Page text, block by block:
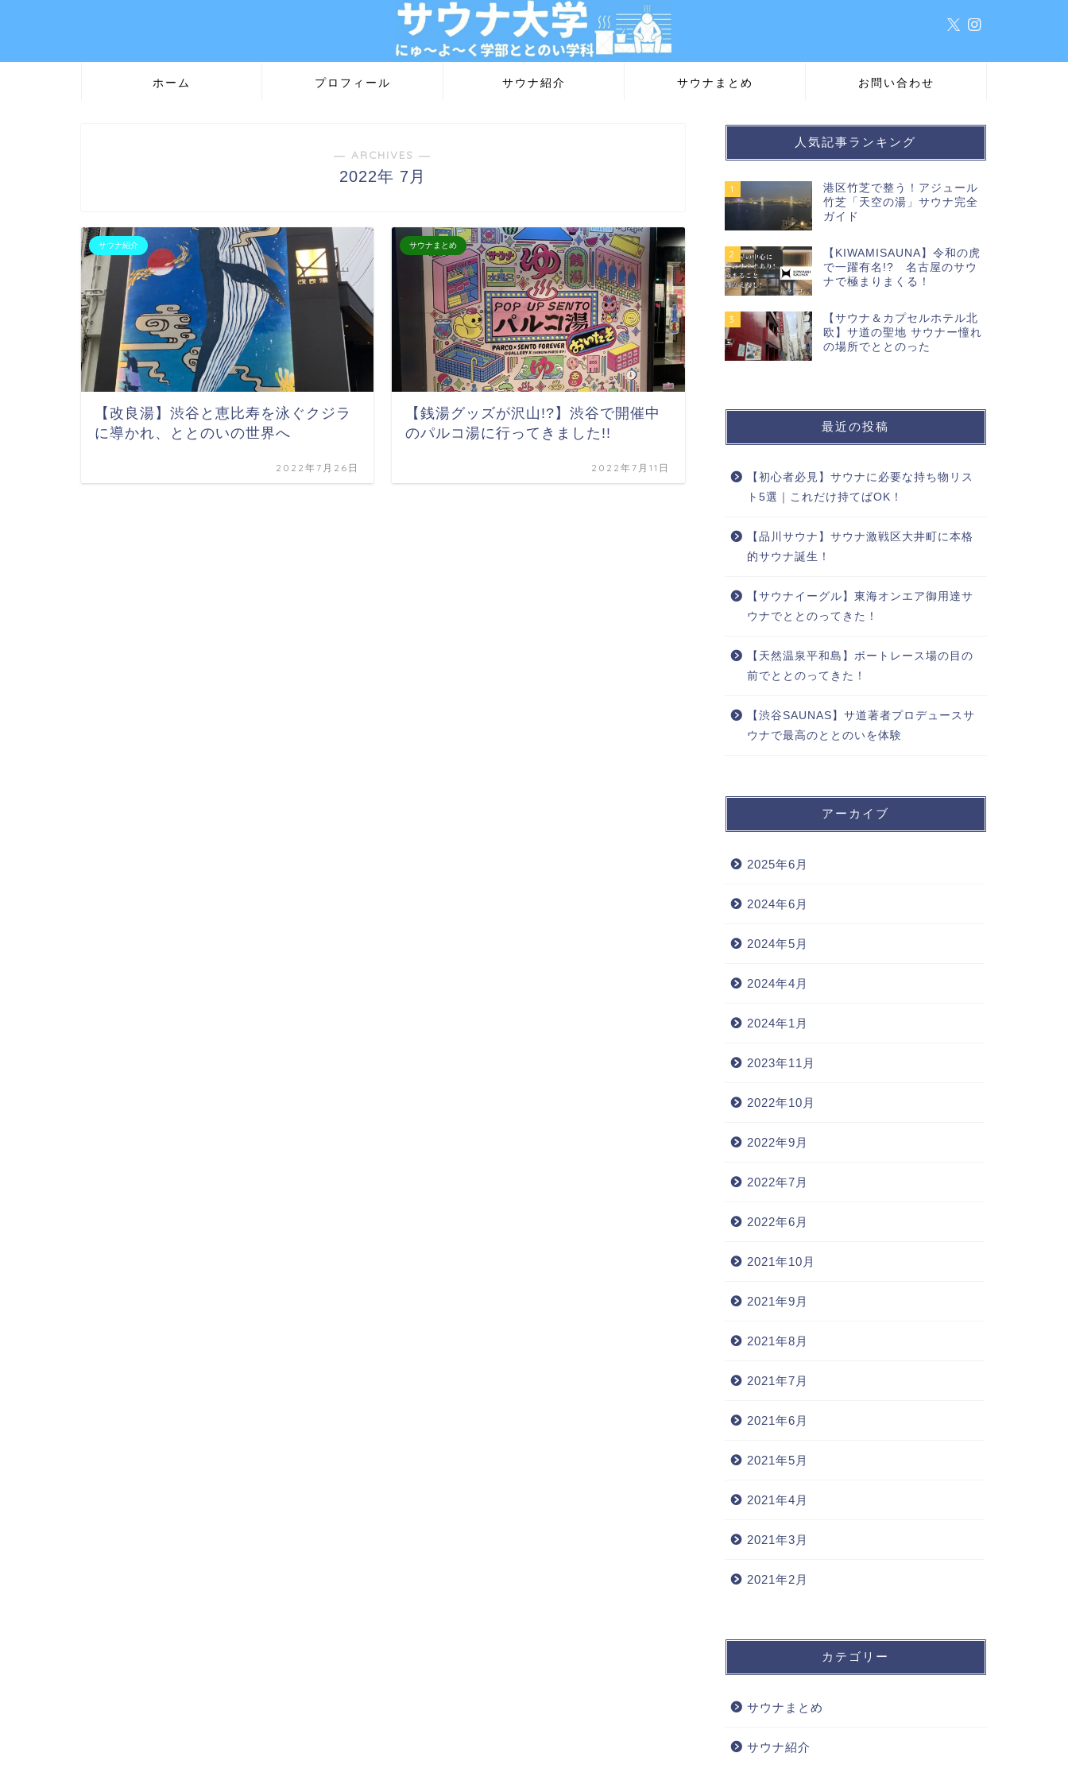
ホーム プロフィール サウナ紹介 サウナまとめ お問い合わせ
― ARCHIVES ―
2022年 7月
サウナ紹介
【改良湯】渋谷と恵比寿を泳ぐクジラ
に導かれ、ととのいの世界へ
2022年7月26日
サウナまとめ
【銭湯グッズが沢山!?】渋谷で開催中
のパルコ湯に行ってきました!!
2022年7月11日
人気記事ランキング
1
港区竹芝で整う！アジュール
竹芝「天空の湯」サウナ完全
ガイド
2
【KIWAMISAUNA】令和の虎
で一躍有名!? 名古屋のサウ
ナで極まりまくる！
3
【サウナ＆カプセルホテル北
欧】サ道の聖地 サウナー憧れ
の場所でととのった
最近の投稿
【初心者必見】サウナに必要な持ち物リス
ト5選｜これだけ持てばOK！
【品川サウナ】サウナ激戦区大井町に本格
的サウナ誕生！
【サウナイーグル】東海オンエア御用達サ
ウナでととのってきた！
【天然温泉平和島】ボートレース場の目の
前でととのってきた！
【渋谷SAUNAS】サ道著者プロデュースサ
ウナで最高のととのいを体験
アーカイブ
2025年6月
2024年6月
2024年5月
2024年4月
2024年1月
2023年11月
2022年10月
2022年9月
2022年7月
2022年6月
2021年10月
2021年9月
2021年8月
2021年7月
2021年6月
2021年5月
2021年4月
2021年3月
2021年2月
カテゴリー
サウナまとめ
サウナ紹介